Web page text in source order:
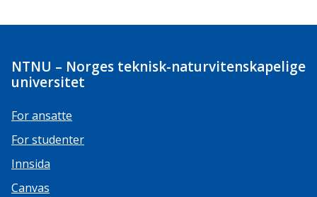
NTNU – Norges teknisk-naturvitenskapelige
universitet
For ansatte
For studenter
Innsida
Canvas